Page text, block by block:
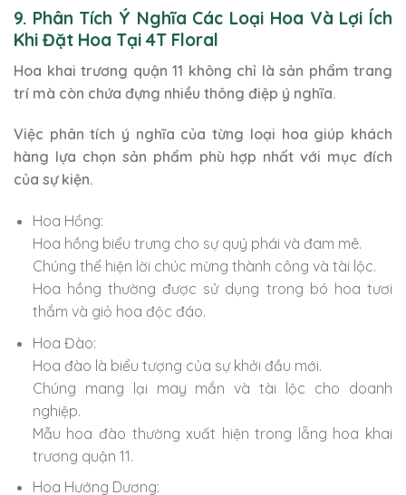
9. Phân Tích Ý Nghĩa Các Loại Hoa Và Lợi Ích
Khi Đặt Hoa Tại 4T Floral
Hoa khai trương quận 11 không chỉ là sản phẩm trang
trí mà còn chứa đựng nhiều thông điệp ý nghĩa.
Việc phân tích ý nghĩa của từng loại hoa giúp khách
hàng lựa chọn sản phẩm phù hợp nhất với mục đích
của sự kiện.
Hoa Hồng:
Hoa hồng biểu trưng cho sự quý phái và đam mê.
Chúng thể hiện lời chúc mừng thành công và tài lộc.
Hoa hồng thường được sử dụng trong bó hoa tươi
thắm và giỏ hoa độc đáo.
Hoa Đào:
Hoa đào là biểu tượng của sự khởi đầu mới.
Chúng mang lại may mắn và tài lộc cho doanh
nghiệp.
Mẫu hoa đào thường xuất hiện trong lẵng hoa khai
trương quận 11.
Hoa Hướng Dương: